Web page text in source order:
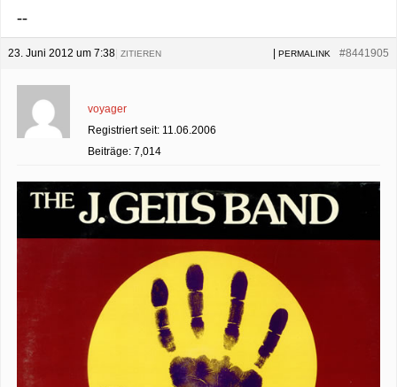
--
23. Juni 2012 um 7:38 #8441905
PERMALINK
ZITIEREN
voyager
Registriert seit: 11.06.2006
Beiträge: 7,014